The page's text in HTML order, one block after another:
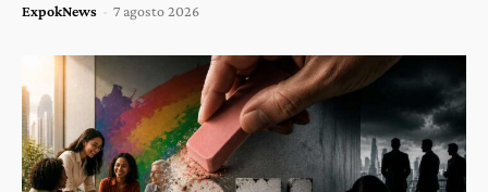
ExpokNews - 7 agosto 2026